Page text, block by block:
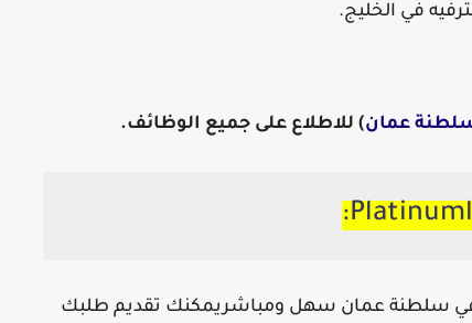
في الخليج.
عمان) للاطلاع على جميع الوظائف.
سلطنة عمان سهل ومباشريمكنك تقديم طلبك